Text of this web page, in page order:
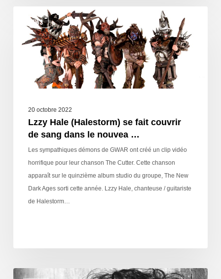
NEWS
20 octobre 2022
Lzzy Hale (Halestorm) se fait couvrir
de sang dans le nouvea …
Les sympathiques démons de GWAR ont créé un clip vidéo
horrifique pour leur chanson The Cutter. Cette chanson
apparaît sur le quinzième album studio du groupe, The New
Dark Ages sorti cette année. Lzzy Hale, chanteuse / guitariste
de Halestorm…